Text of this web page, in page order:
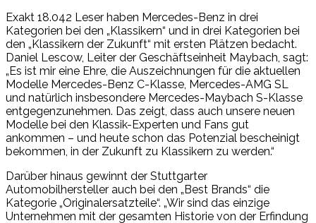
Exakt 18.042 Leser haben Mercedes-Benz in drei
Kategorien bei den „Klassikern“ und in drei Kategorien bei
den „Klassikern der Zukunft“ mit ersten Plätzen bedacht.
Daniel Lescow, Leiter der Geschäftseinheit Maybach, sagt:
„Es ist mir eine Ehre, die Auszeichnungen für die aktuellen
Modelle Mercedes-Benz C-Klasse, Mercedes-AMG SL
und natürlich insbesondere Mercedes-Maybach S-Klasse
entgegenzunehmen. Das zeigt, dass auch unsere neuen
Modelle bei den Klassik-Experten und Fans gut
ankommen – und heute schon das Potenzial bescheinigt
bekommen, in der Zukunft zu Klassikern zu werden.“
Darüber hinaus gewinnt der Stuttgarter
Automobilhersteller auch bei den „Best Brands“ die
Kategorie „Originalersatzteile“. „Wir sind das einzige
Unternehmen mit der gesamten Historie von der Erfindung